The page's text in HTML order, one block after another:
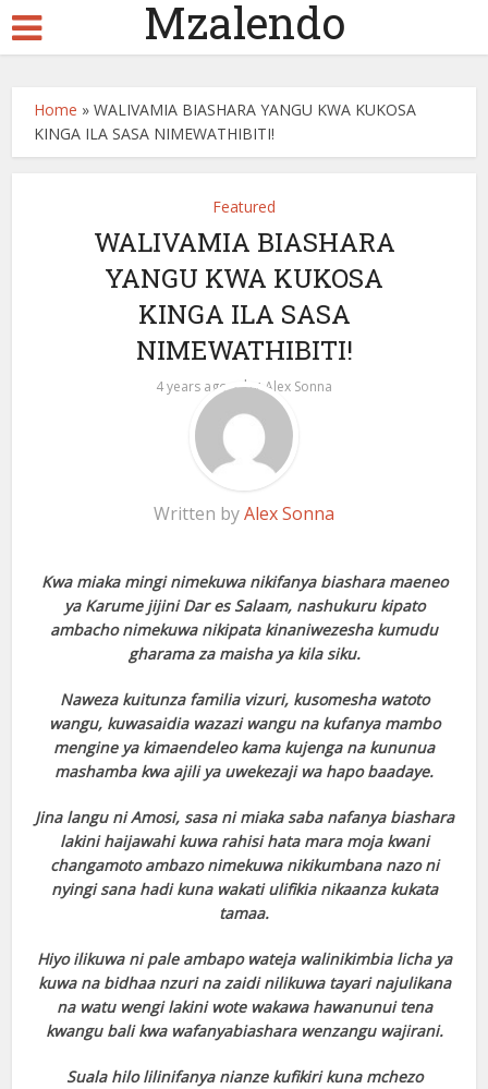
Mzalendo
Home »WALIVAMIA BIASHARA YANGU KWA KUKOSA
KINGA ILA SASA NIMEWATHIBITI!
Featured
WALIVAMIA BIASHARA
YANGU KWA KUKOSA
KINGA ILA SASA
NIMEWATHIBITI!
4 years ago by Alex Sonna
Written byAlex Sonna
Kwa miaka mingi nimekuwa nikifanya biashara maeneo
ya Karume jijini Dar es Salaam, nashukuru kipato
ambacho nimekuwa nikipata kinaniwezesha kumudu
gharama za maisha ya kila siku.
Naweza kuitunza familia vizuri, kusomesha watoto
wangu, kuwasaidia wazazi wangu na kufanya mambo
mengine ya kimaendeleo kama kujenga na kununua
mashamba kwa ajili ya uwekezaji wa hapo baadaye.
Jina langu ni Amosi, sasa ni miaka saba nafanya biashara
lakini haijawahi kuwa rahisi hata mara moja kwani
changamoto ambazo nimekuwa nikikumbana nazo ni
nyingi sana hadi kuna wakati ulifikia nikaanza kukata
tamaa.
Hiyo ilikuwa ni pale ambapo wateja walinikimbia licha ya
kuwa na bidhaa nzuri na zaidi nilikuwa tayari najulikana
na watu wengi lakini wote wakawa hawanunui tena
kwangu bali kwa wafanyabiashara wenzangu wajirani.
Suala hilo lilinifanya nianze kufikiri kuna mchezo